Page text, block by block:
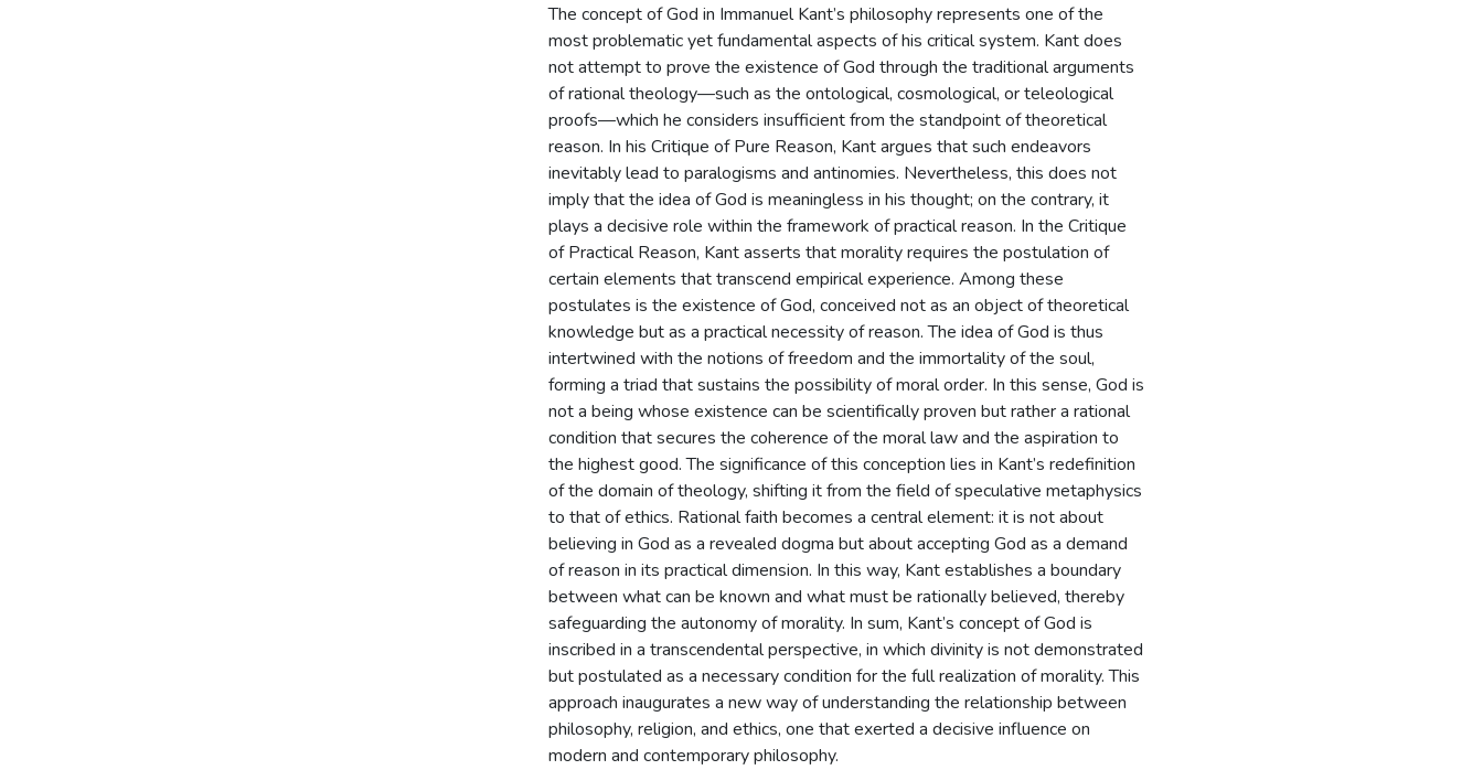
The concept of God in Immanuel Kant’s philosophy represents one of the
most problematic yet fundamental aspects of his critical system. Kant does
not attempt to prove the existence of God through the traditional arguments
of rational theology—such as the ontological, cosmological, or teleological
proofs—which he considers insufficient from the standpoint of theoretical
reason. In his Critique of Pure Reason, Kant argues that such endeavors
inevitably lead to paralogisms and antinomies. Nevertheless, this does not
imply that the idea of God is meaningless in his thought; on the contrary, it
plays a decisive role within the framework of practical reason. In the Critique
of Practical Reason, Kant asserts that morality requires the postulation of
certain elements that transcend empirical experience. Among these
postulates is the existence of God, conceived not as an object of theoretical
knowledge but as a practical necessity of reason. The idea of God is thus
intertwined with the notions of freedom and the immortality of the soul,
forming a triad that sustains the possibility of moral order. In this sense, God is
not a being whose existence can be scientifically proven but rather a rational
condition that secures the coherence of the moral law and the aspiration to
the highest good. The significance of this conception lies in Kant’s redefinition
of the domain of theology, shifting it from the field of speculative metaphysics
to that of ethics. Rational faith becomes a central element: it is not about
believing in God as a revealed dogma but about accepting God as a demand
of reason in its practical dimension. In this way, Kant establishes a boundary
between what can be known and what must be rationally believed, thereby
safeguarding the autonomy of morality. In sum, Kant’s concept of God is
inscribed in a transcendental perspective, in which divinity is not demonstrated
but postulated as a necessary condition for the full realization of morality. This
approach inaugurates a new way of understanding the relationship between
philosophy, religion, and ethics, one that exerted a decisive influence on
modern and contemporary philosophy.